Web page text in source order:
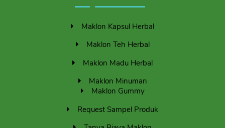
Maklon Kapsul Herbal
Maklon Teh Herbal
Maklon Madu Herbal
Maklon Minuman
Maklon Gummy
Request Sampel Produk